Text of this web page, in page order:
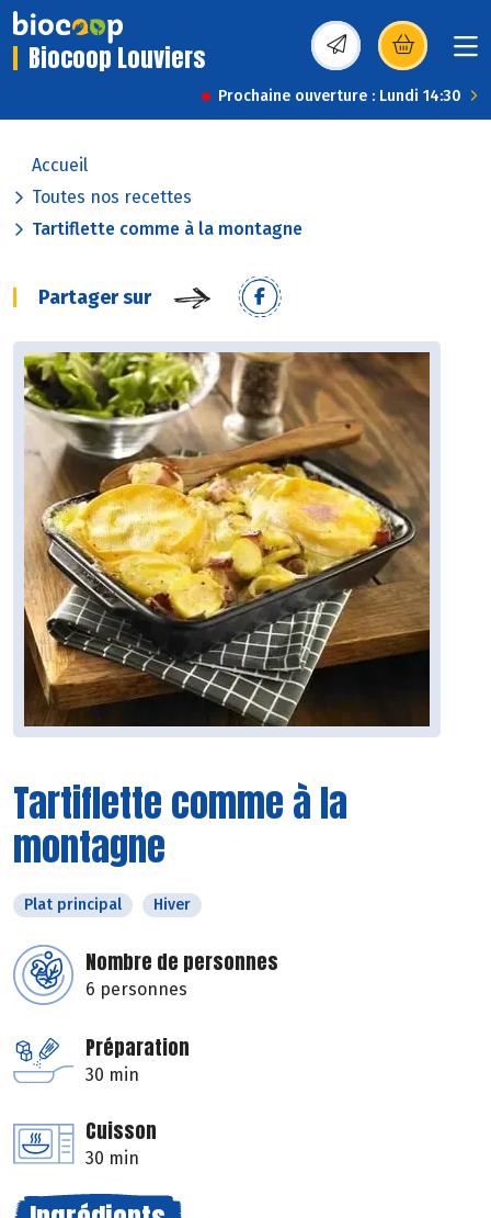
Biocoop Louviers (s’ouvre dans une
Prochaine ouverture : Lundi 14:30
Accueil
Toutes nos recettes
Tartiflette comme à la montagne
Partager sur
Tartiflette comme à la
montagne
Plat principal Hiver
Nombre de personnes
6 personnes
Préparation
30 min
Cuisson
30 min